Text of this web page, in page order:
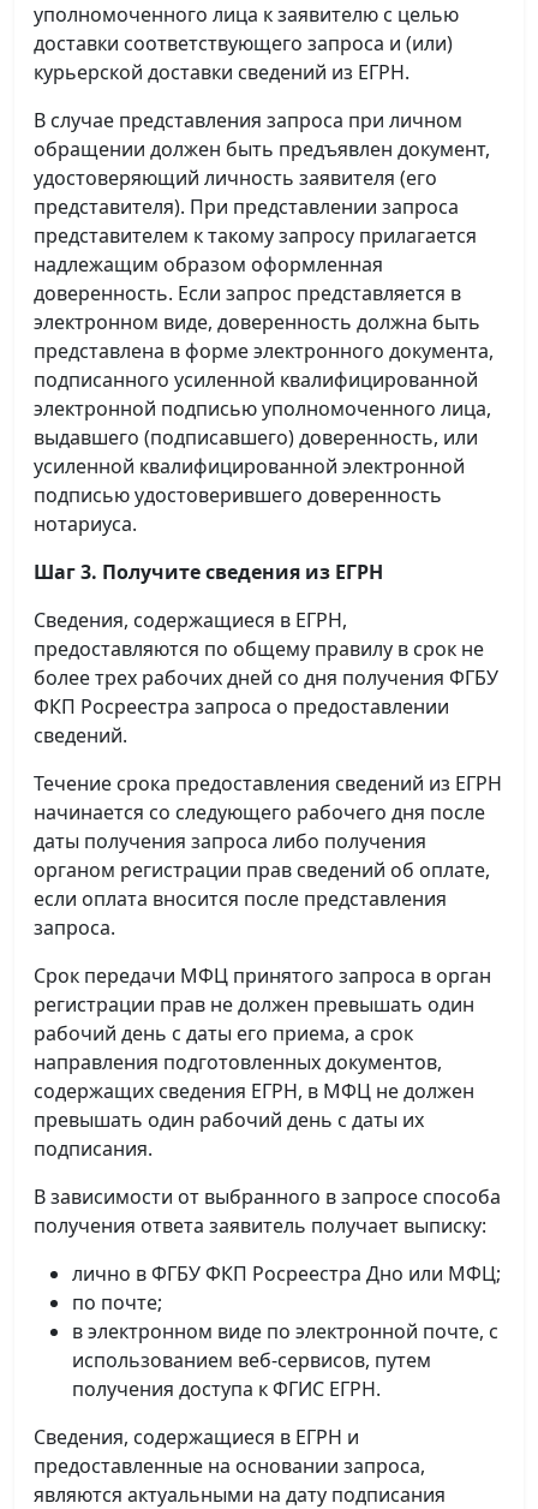
уполномоченного лица к заявителю с целью
доставки соответствующего запроса и (или)
курьерской доставки сведений из ЕГРН.
В случае представления запроса при личном
обращении должен быть предъявлен документ,
удостоверяющий личность заявителя (его
представителя). При представлении запроса
представителем к такому запросу прилагается
надлежащим образом оформленная
доверенность. Если запрос представляется в
электронном виде, доверенность должна быть
представлена в форме электронного документа,
подписанного усиленной квалифицированной
электронной подписью уполномоченного лица,
выдавшего (подписавшего) доверенность, или
усиленной квалифицированной электронной
подписью удостоверившего доверенность
нотариуса.
Шаг 3. Получите сведения из ЕГРН
Сведения, содержащиеся в ЕГРН,
предоставляются по общему правилу в срок не
более трех рабочих дней со дня получения ФГБУ
ФКП Росреестра запроса о предоставлении
сведений.
Течение срока предоставления сведений из ЕГРН
начинается со следующего рабочего дня после
даты получения запроса либо получения
органом регистрации прав сведений об оплате,
если оплата вносится после представления
запроса.
Срок передачи МФЦ принятого запроса в орган
регистрации прав не должен превышать один
рабочий день с даты его приема, а срок
направления подготовленных документов,
содержащих сведения ЕГРН, в МФЦ не должен
превышать один рабочий день с даты их
подписания.
В зависимости от выбранного в запросе способа
получения ответа заявитель получает выписку:
лично в ФГБУ ФКП Росреестра Дно или МФЦ;
по почте;
в электронном виде по электронной почте, с
использованием веб-сервисов, путем
получения доступа к ФГИС ЕГРН.
Сведения, содержащиеся в ЕГРН и
предоставленные на основании запроса,
являются актуальными на дату подписания